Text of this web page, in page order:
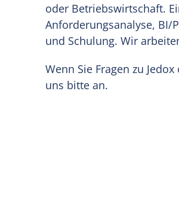
oder Betriebswirtschaft.
Anforderungsanalyse, BI/
und Schulung. Wir
Wenn Sie Fragen zu
uns bitte an.